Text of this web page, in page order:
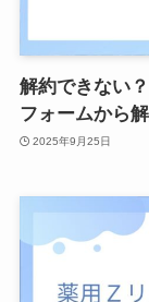
解約できない
フォームから
2025年9月25日